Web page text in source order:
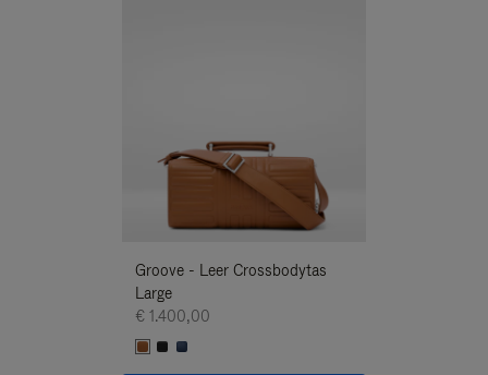
Groove - Leer Crossbodytas
Large
€ 1.400,00